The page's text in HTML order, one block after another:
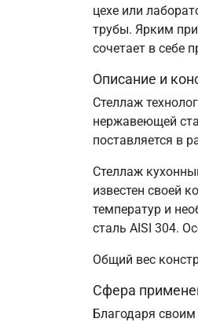
цехе или
трубы. Ярким
сочетает в себе
Описание и
Стеллаж
нержавеющей
поставляется в
Стеллаж
известен своей
температур и
сталь AISI 304.
Общий вес
Сфера
Благодаря